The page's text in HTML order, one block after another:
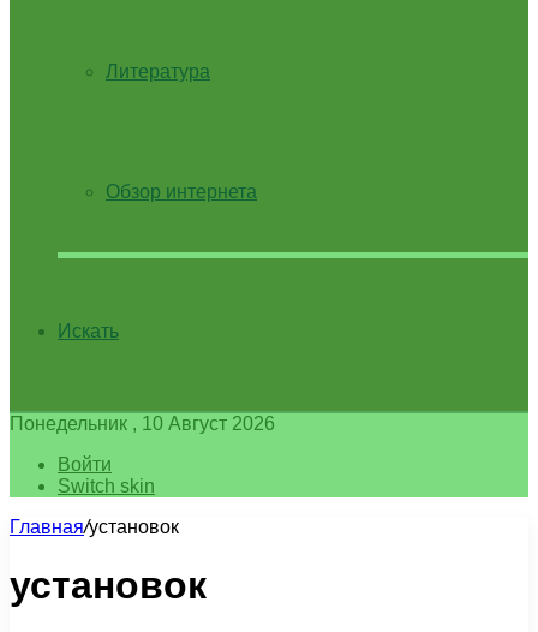
Литература
Обзор интернета
Искать
Понедельник , 10 Август 2026
Войти
Switch skin
Главная/установок
установок